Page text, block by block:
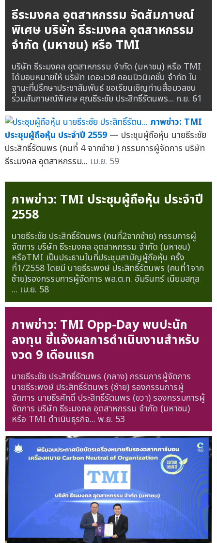
ธีระมงคล อุตสาหกรรม จัดสัมภาษณ์
พิเศษ บริษัท ธีระมงคล อุตสาหกรรม
จำกัด (มหาชน) หรือ TMI
บริษัท ธีระมงคล อุตสาหกรรม จำกัด (มหาชน) หรือ TMI
ได้มอบหมายให้ บริษัท เดอะเวย์ คอมมิวนิเคชั่น จำกัด ใน
ฐานะที่ปรึกษาประชาสัมพันธ์ ขอเรียนเชิญท่านสื่อมวลชน
ร่วมสัมภาษณ์พิเศษ คุณธีระชัย ประสิทธิ์รัตนพร... ก.ย. 61
ภาพข่าว: TMI
ประชุมผู้ถือหุ้น ประจำปี 2559 — ประชุมผู้ถือหุ้น นายธีระชัย
ประสิทธิ์รัตนพร (คนที่ 4 จากซ้าย ) กรรมการผู้จัดการ บริษัท
ธีระมงคล อุตสาหกรรม... เม.ย. 59
ภาพข่าว: TMI ประชุมผู้ถือหุ้น ประจำปี
2558
นายธีระชัย ประสิทธิ์รัตนพร (คนที่2จากซ้าย) กรรมการผู้
จัดการ บริษัท ธีระมงคล อุตสาหกรรม จำกัด (มหาชน)
หรือTMI เป็นประธานในที่ประชุมสามัญผู้ถือหุ้น ครั้ง
ที่1/2558 โดยมี นายธีระพงษ์ ประสิทธิ์รัตนพร (คนที่1จาก
ซ้าย)รองกรรมการผู้จัดการ พล.ต.ท. อัมรินทร์ เนียมสกุล
... เม.ย. 58
ภาพข่าว: TMI Opp-Day พบปะนัก
ลงทุน ชี้แจ้งผลการดำเนินงานสำหรับ
งวด 9 เดือนแรก
นายธีระชัย ประสิทธิ์รัตนพร (กลาง) กรรมการผู้จัดการ
นายธีระพงษ์ ประสิทธิ์รัตนพร (ซ้าย) รองกรรมการผู้
จัดการ นายธีรศักดิ์ ประสิทธิ์รัตนพร (ขวา) รองกรรมการผู้
จัดการ บริษัท ธีระมงคล อุตสาหกรรม จำกัด (มหาชน)
หรือ TMI ดำเนินธุรกิจ... พ.ย. 53